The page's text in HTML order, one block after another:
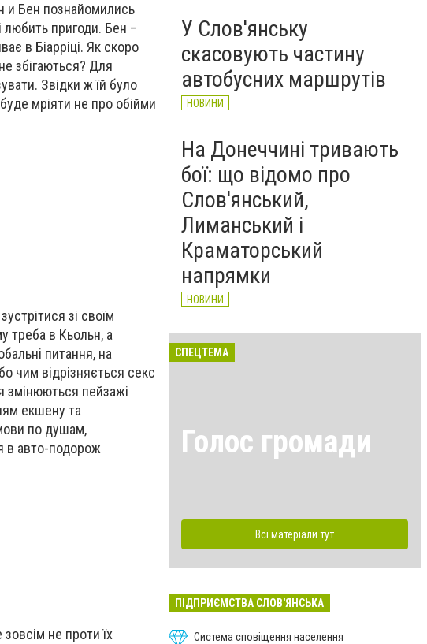
и Бен познайомились
любить пригоди. Бен –
в Біарріці. Як скоро
збігаються? Для
Звідки ж їй було
мріяти не про обійми
зі своїм
треба в Кьольн, а
питання, на
чим відрізняється секс
змінюються пейзажі
екшену та
по душам,
в авто-подорож
не проти їх
У Слов'янську
скасовують частину
автобусних маршрутів
НОВИНИ
На Донеччині тривають
бої: що відомо про
Слов'янський,
Лиманський і
Краматорський
напрямки
НОВИНИ
СПЕЦТЕМА
Голос громади
Всі матеріали тут
ПІДПРИЄМСТВА СЛОВ'ЯНСЬКА
Система сповіщення населення